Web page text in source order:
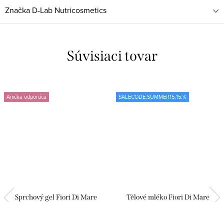
Značka D-Lab Nutricosmetics
Súvisiaci tovar
Anička odporúča
Sprchový gel Fiori Di Mare
SALECODE:SUMMER15:15:%
Tělové mléko Fiori Di Mare